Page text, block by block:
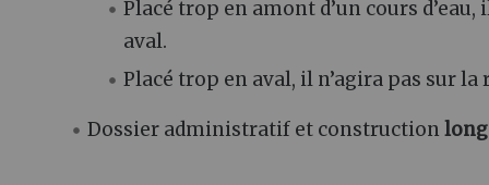
Placé trop en amont d’un cours
aval.
Placé trop en aval, il n’agira pas sur la
Dossier administratif et construction